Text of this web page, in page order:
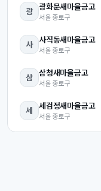
광 광화문새마을금고
서울 종로구
사 사직동새마을금고
서울 종로구
삼 삼청새마을금고
서울 종로구
세 세검정새마을금고
서울 종로구